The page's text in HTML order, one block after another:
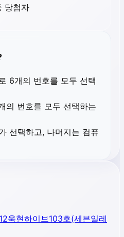
당첨자
6개의 번호를 모두 선택
의 번호를 모두 선택하는
선택하고, 나머지는 컴퓨
욱현하이브103호(세븐일레